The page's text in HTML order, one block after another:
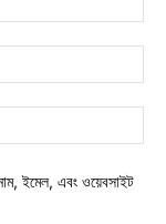
ইমেল, এবং ওয়েবসাইট